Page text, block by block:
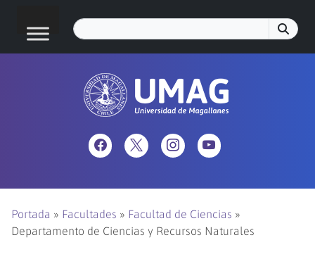
Portada » Facultades » Facultad de Ciencias »
Departamento de Ciencias y Recursos Naturales